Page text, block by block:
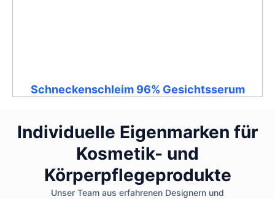
Schneckenschleim 96% Gesichtsserum
Individuelle Eigenmarken für
Kosmetik- und
Körperpflegeprodukte
Unser Team aus erfahrenen Designern und